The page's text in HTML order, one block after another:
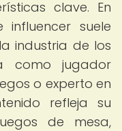
clave. En
suele
industria de los
como jugador
o experto en
refleja su
de mesa,